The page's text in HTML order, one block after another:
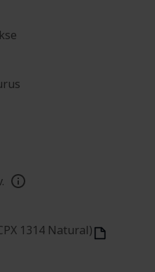
1314 Natural)